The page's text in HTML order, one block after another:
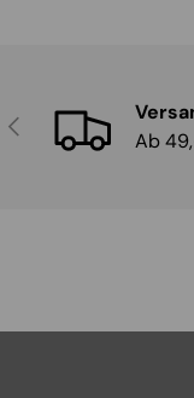
Vorherige
Ab